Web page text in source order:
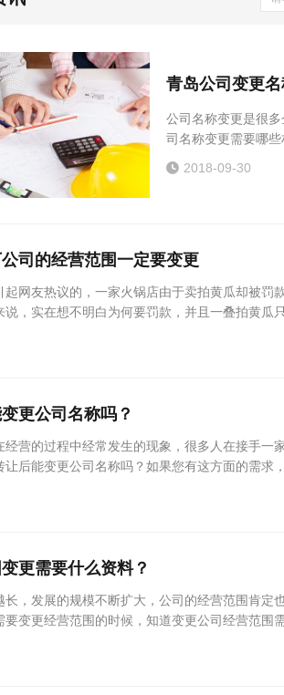
青岛公司变更
公司名称变更是很
司名称变更需要哪
2018-09-30
司的经营范围一定要变更
起网友热议的，一家火锅店由于卖拍黄瓜却被
说，实在想不明白为何要罚款，并且一叠拍黄瓜
更公司名称吗？
经营的过程中经常发生的现象，很多人在接手
让后能变更公司名称吗？如果您有这方面的需求
更需要什么资料？
长，发展的规模不断扩大，公司的经营范围肯
要变更经营范围的时候，知道变更公司经营范围